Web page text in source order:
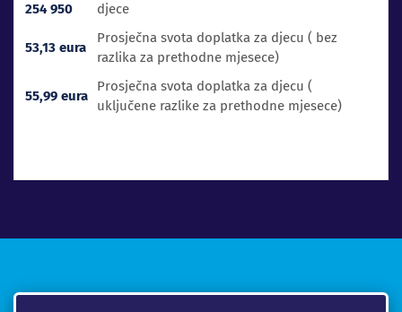
254 950
djece
53,13 eura
Prosječna svota doplatka za djecu ( bez
razlika za prethodne mjesece)
55,99 eura
Prosječna svota doplatka za djecu (
uključene razlike za prethodne mjesece)